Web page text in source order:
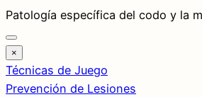
Saltar
al
contenido
Patología específica del codo y la
×
Técnicas de Juego
Prevención de Lesiones